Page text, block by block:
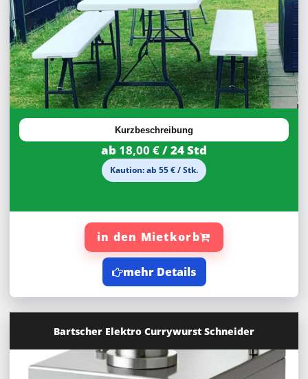
27,92%
Rabatt Kurzbeschreibung
ab 18,00 €/ 24 Std
Kaution: ab 55 € / Stk.
in den Mietkorb
mehr Details
Bartscher Elektro Currywurst Schneider